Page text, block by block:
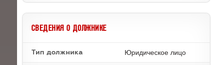
СВЕДЕНИЯ О ДОЛЖНИКЕ
Тип должника Юридическое лицо